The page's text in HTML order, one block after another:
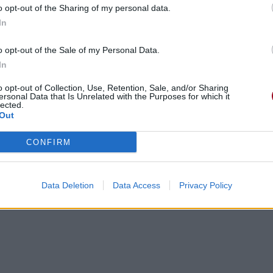
opt-out of the Sharing of my personal data.
opt-out of the Sale of my Personal Data.
opt-out of Collection, Use, Retention, Sale, and/or Sharing
Data that Is Unrelated with the Purposes for which it
CONFIRM
Data Deletion Data Access Privacy Policy